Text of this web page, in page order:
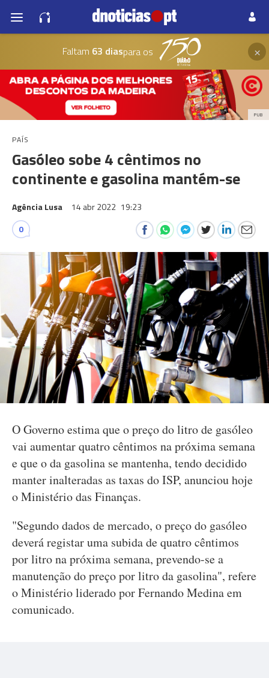
Faltam 63 diaspara os ×
PUB
PAÍS
Gasóleo sobe 4 cêntimos no
continente e gasolina mantém-se
Agência Lusa 14 abr 2022 19:23
0
O Governo estima que o preço do litro de gasóleo
vai aumentar quatro cêntimos na próxima semana
e que o da gasolina se mantenha, tendo decidido
manter inalteradas as taxas do ISP, anunciou hoje
o Ministério das Finanças.
"Segundo dados de mercado, o preço do gasóleo
deverá registar uma subida de quatro cêntimos
por litro na próxima semana, prevendo-se a
manutenção do preço por litro da gasolina", refere
o Ministério liderado por Fernando Medina em
comunicado.